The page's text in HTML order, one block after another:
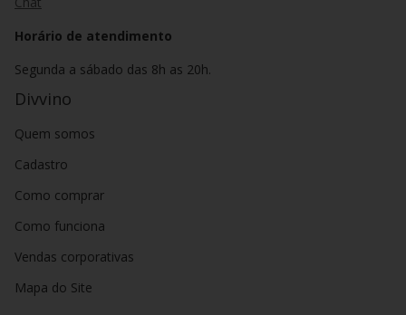
Horário de atendimento
Segunda a sábado das 8h as 20h.
Divvino
Quem somos
Cadastro
Como comprar
Como funciona
Vendas corporativas
Mapa do Site